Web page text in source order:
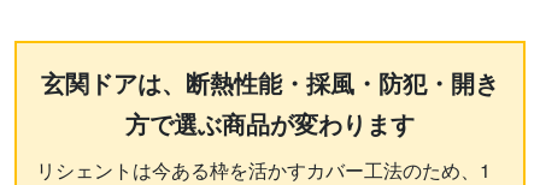
玄関ドアは、断熱性能・採風・防犯・開き
方で選ぶ商品が変わります
リシェントは今ある枠を活かすカバー工法のため、1